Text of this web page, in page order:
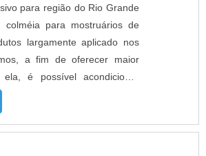
para região do Rio Grande
colméia para mostruários de
largamente aplicado nos
a fim de oferecer maior
é possível acondicionar
um melhor aproveitamento do
Por isso, é importante
bom distribuidor do